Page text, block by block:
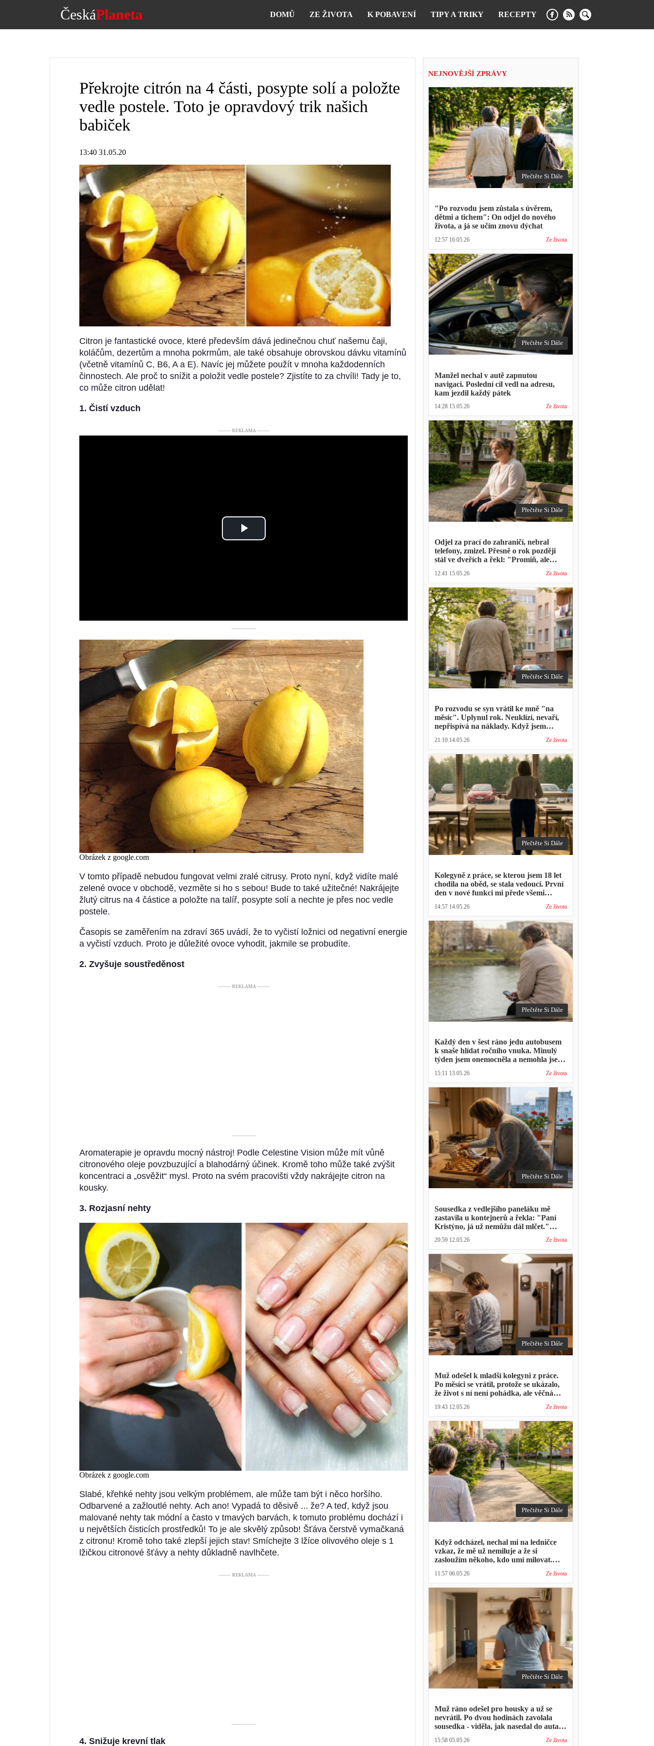
ČeskáPlaneta DOMŮ ZE ŽIVOTA K POBAVENÍ TIPY A TRIKY RECEPTY
Překrojte citrón na 4 části, posypte solí a položte
vedle postele. Toto je opravdový trik našich
babiček
13:40 31.05.20
Citron je fantastické ovoce, které především dává jedinečnou chuť našemu čaji,
koláčům, dezertům a mnoha pokrmům, ale také obsahuje obrovskou dávku vitamínů
(včetně vitamínů C, B6, A a E). Navíc jej můžete použít v mnoha každodenních
činnostech. Ale proč to snížit a položit vedle postele? Zjistíte to za chvíli! Tady je to,
co může citron udělat!
1. Čistí vzduch
––––– REKLAMA –––––
Play
––––––––––
Obrázek z google.com
V tomto případě nebudou fungovat velmi zralé citrusy. Proto nyní, když vidíte malé
zelené ovoce v obchodě, vezměte si ho s sebou! Bude to také užitečné! Nakrájejte
žlutý citrus na 4 částice a položte na talíř, posypte solí a nechte je přes noc vedle
postele.
Časopis se zaměřením na zdraví 365 uvádí, že to vyčistí ložnici od negativní energie
a vyčistí vzduch. Proto je důležité ovoce vyhodit, jakmile se probudíte.
2. Zvyšuje soustředěnost
––––– REKLAMA –––––
––––––––––
Aromaterapie je opravdu mocný nástroj! Podle Celestine Vision může mít vůně
citronového oleje povzbuzující a blahodárný účinek. Kromě toho může také zvýšit
koncentraci a „osvěžit“ mysl. Proto na svém pracovišti vždy nakrájejte citron na
kousky.
3. Rozjasní nehty
Obrázek z google.com
Slabé, křehké nehty jsou velkým problémem, ale může tam být i něco horšího.
Odbarvené a zažloutlé nehty. Ach ano! Vypadá to děsivě ... že? A teď, když jsou
malované nehty tak módní a často v tmavých barvách, k tomuto problému dochází i
u největších čisticích prostředků! To je ale skvělý způsob! Šťáva čerstvě vymačkaná
z citronu! Kromě toho také zlepší jejich stav! Smíchejte 3 lžíce olivového oleje s 1
lžičkou citronové šťávy a nehty důkladně navlhčete.
––––– REKLAMA –––––
––––––––––
4. Snižuje krevní tlak
NEJNOVĚJŠÍ ZPRÁVY
Přečtěte Si Dále
"Po rozvodu jsem zůstala s úvěrem,
dětmi a tichem": On odjel do nového
života, a já se učím znovu dýchat
12:57 16.05.26 Ze života
Přečtěte Si Dále
Manžel nechal v autě zapnutou
navigaci. Poslední cíl vedl na adresu,
kam jezdil každý pátek
14:28 15.05.26 Ze života
Přečtěte Si Dále
Odjel za prací do zahraničí, nebral
telefony, zmizel. Přesně o rok později
stál ve dveřích a řekl: "Promiň, ale
12:41 15.05.26 Ze života
Přečtěte Si Dále
Po rozvodu se syn vrátil ke mně "na
měsíc". Uplynul rok. Neuklízí, nevaří,
nepřispívá na náklady. Když jsem
přece nevyhodíš vlastní dítě."
21:10 14.05.26 Ze života
Přečtěte Si Dále
Kolegyně z práce, se kterou jsem 18 let
chodila na oběd, se stala vedoucí. První
den v nové funkci mi přede všemi
Přestávka trvala stejně jako vždycky
14:57 14.05.26 Ze života
Přečtěte Si Dále
Každý den v šest ráno jedu autobusem
k snaše hlídat ročního vnuka. Minulý
týden jsem onemocněla a nemohla jsem
den volna. Víš, kolik nás to stálo?"
15:11 13.05.26 Ze života
Přečtěte Si Dále
Sousedka z vedlejšího paneláku mě
zastavila u kontejnerů a řekla: "Paní
Kristýno, já už nemůžu dál mlčet."
manžela ve čtvrtky na lavičce před
lékárnou s tou samou ženou
20:59 12.05.26 Ze života
Přečtěte Si Dále
Muž odešel k mladší kolegyni z práce.
Po měsíci se vrátil, protože se ukázalo,
že život s ní není pohádka, ale věčná
19:43 12.05.26 Ze života
Přečtěte Si Dále
Když odcházel, nechal mi na ledničce
vzkaz, že mě už nemiluje a že si
zasloužím někoho, kdo umí milovat.
mohl přijít na nedělní oběd, protože ta
druhá ho vyhodila a nemá kde strávit
svátky
11:57 06.05.26 Ze života
Přečtěte Si Dále
Muž ráno odešel pro housky a už se
nevrátil. Po dvou hodinách zavolala
sousedka - viděla, jak nasedal do auta s
týden pomáhala balit na služební cestu
15:58 05.05.26 Ze života